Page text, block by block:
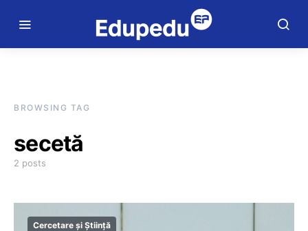
BROWSING TAG
secetă
2 posts
Cercetare și Știință